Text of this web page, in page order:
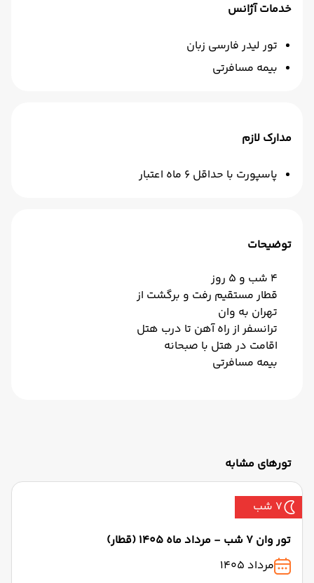
خدمات آژانس
تور لیدر فارسی زبان
بیمه مسافرتی
مدارک لازم
پاسپورت با حداقل 6 ماه اعتبار
توضیحات
4 شب و 5 روز
قطار مستقیم رفت و برگشت از
تهران به وان
ترانسفر از راه آهن تا درب هتل
اقامت در هتل با صبحانه
بیمه مسافرتی
تورهای مشابه
7 شب
تور وان 7 شب - مرداد ماه 1405 (قطار)
مرداد 1405